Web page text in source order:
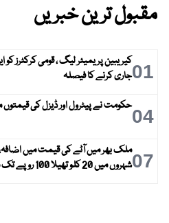
مقبول ترین خبریں
01جاری کرنے کا فیصلہ
04حکومت نے پیٹرول اور ڈیزل کی
07ملک بھر میں آٹے کی قیمت میں
شہروں میں 20 کلو تھیلا 100 روپے تک مہنگا